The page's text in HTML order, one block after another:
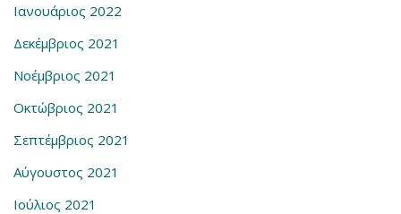
Ιανουάριος 2022
Δεκέμβριος 2021
Νοέμβριος 2021
Οκτώβριος 2021
Σεπτέμβριος 2021
Αύγουστος 2021
Ιούλιος 2021